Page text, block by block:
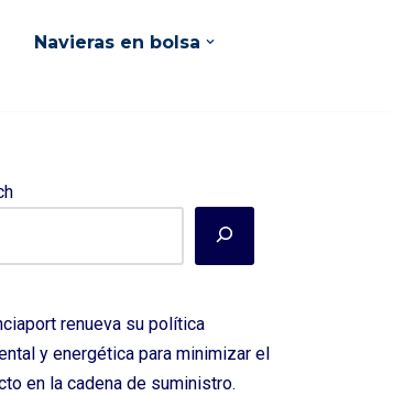
Navieras en bolsa
renueva su política
y energética para minimizar el
en la cadena de suministro.